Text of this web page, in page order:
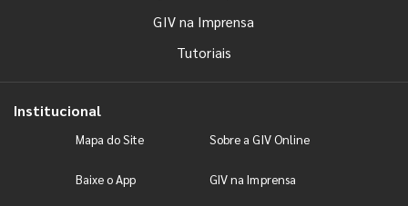
GIV na Imprensa
Tutoriais
Institucional
Mapa do Site Sobre a GIV Online
Baixe o App GIV na Imprensa